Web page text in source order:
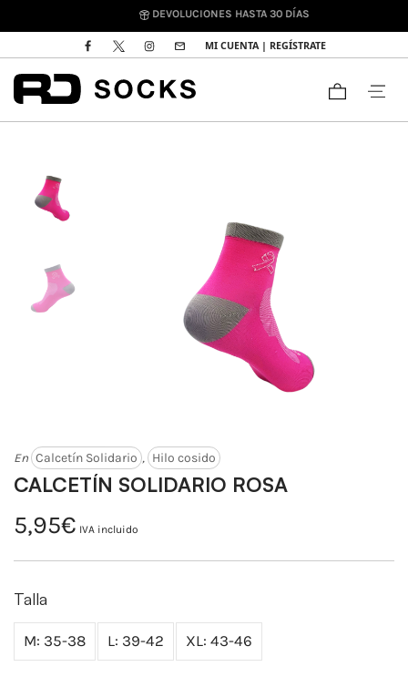
DEVOLUCIONES HASTA 30 DÍAS
MI CUENTA | REGÍSTRATE
En Calcetín Solidario , Hilo cosido
CALCETÍN SOLIDARIO ROSA
5,95€ IVA incluido
Talla
M: 35-38 L: 39-42 XL: 43-46